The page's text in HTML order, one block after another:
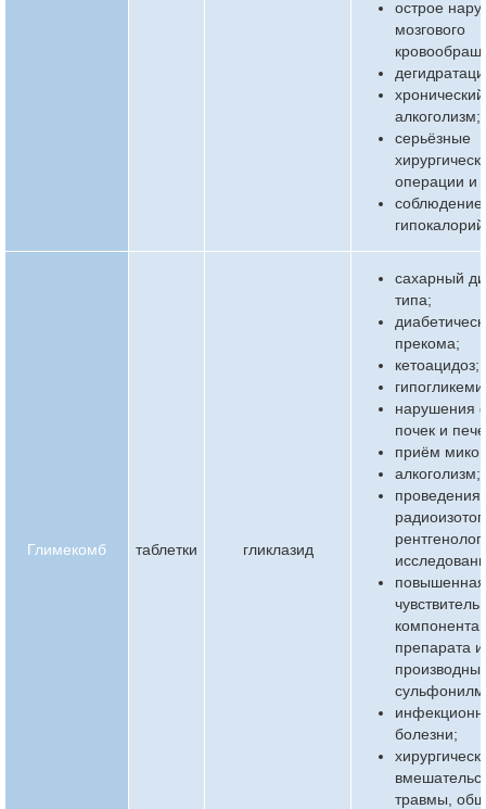
острое
мозгового
хронический
алкоголизм;
серьёзные
операции и
соблюдение
Глимекомб таблетки гликлазид
сахарный
типа;
прекома;
кетоацидоз;
нарушения
почек и
приём
алкоголизм;
проведения
повышенная
препарата
болезни;
травмы,